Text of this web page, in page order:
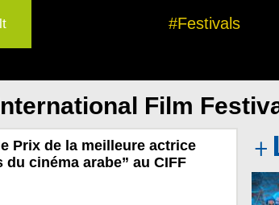
#Festivals
Film
Prix de la meilleure actrice
cinéma arabe” au CIFF